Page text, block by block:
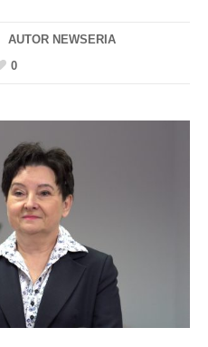
AUTOR NEWSERIA
0